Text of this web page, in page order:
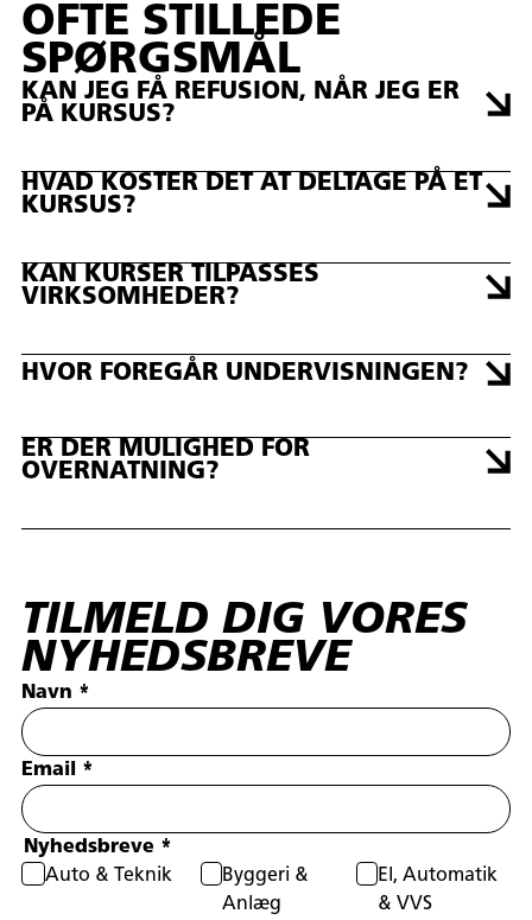
OFTE STILLEDE
SPØRGSMÅL
KAN JEG FÅ REFUSION, NÅR JEG ER
PÅ KURSUS?
HVAD KOSTER DET AT DELTAGE PÅ ET
KURSUS?
KAN KURSER TILPASSES
VIRKSOMHEDER?
HVOR FOREGÅR UNDERVISNINGEN?
ER DER MULIGHED FOR
OVERNATNING?
TILMELD DIG VORES
NYHEDSBREVE
Navn *
Email *
Nyhedsbreve *
Auto & Teknik
Byggeri &
Anlæg
El, Automatik
& VVS